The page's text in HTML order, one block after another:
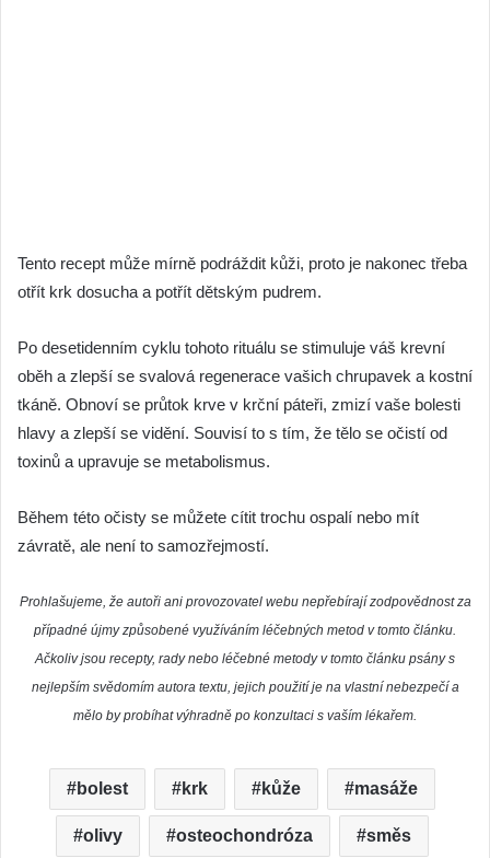
Tento recept může mírně podráždit kůži, proto je nakonec třeba
otřít krk dosucha a potřít dětským pudrem.
Po desetidenním cyklu tohoto rituálu se stimuluje váš krevní
oběh a zlepší se svalová regenerace vašich chrupavek a kostní
tkáně. Obnoví se průtok krve v krční páteři, zmizí vaše bolesti
hlavy a zlepší se vidění. Souvisí to s tím, že tělo se očistí od
toxinů a upravuje se metabolismus.
Během této očisty se můžete cítit trochu ospalí nebo mít
závratě, ale není to samozřejmostí.
Prohlašujeme, že autoři ani provozovatel webu nepřebírají zodpovědnost za
případné újmy způsobené využíváním léčebných metod v tomto článku.
Ačkoliv jsou recepty, rady nebo léčebné metody v tomto článku psány s
nejlepším svědomím autora textu, jejich použití je na vlastní nebezpečí a
mělo by probíhat výhradně po konzultaci s vaším lékařem.
bolest krk kůže masáže
olivy osteochondróza směs